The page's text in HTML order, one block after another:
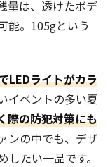
量は、透けたボデ
能。105gという
LEDライトがカラ
イベントの多い夏
際の防犯対策にも
ンの中でも、デザ
たい一品です。